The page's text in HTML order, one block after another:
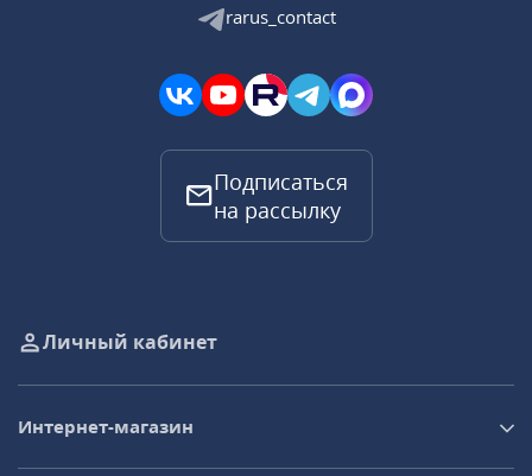
rarus_contact
Подписаться
на рассылку
Личный кабинет
Интернет-магазин